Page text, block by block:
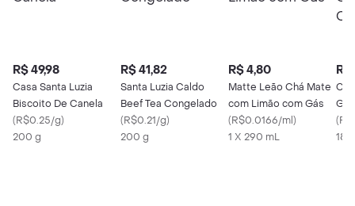
R$ 49,98
Casa Santa Luzia
Biscoito De Canela
(R$0.25/g)
200 g
R$ 41,82
Santa Luzia Caldo
Beef Tea Congelado
(R$0.21/g)
200 g
R$ 4,80
Matte Leão Chá Mate
com Limão com Gás
(R$0.0166/ml)
1 X 290 mL
R$
(